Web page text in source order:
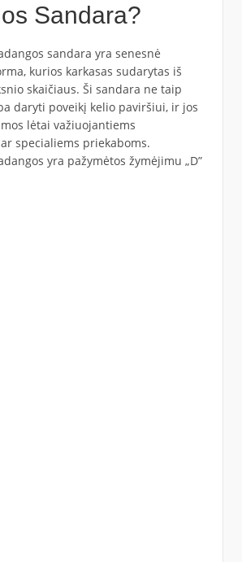
Sandara?
sandara yra senesnė
kurios karkasas sudarytas iš
skaičiaus. Ši sandara ne taip
daryti poveikį kelio paviršiui, ir jos
lėtai važiuojantiems
specialiems priekaboms.
yra pažymėtos žymėjimu „D”